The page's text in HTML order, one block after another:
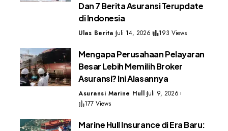
Dan 7 Berita Asuransi Terupdate
di Indonesia
Ulas Berita Juli 14, 2026 193 Views
Mengapa Perusahaan Pelayaran
Besar Lebih Memilih Broker
Asuransi? Ini Alasannya
Asuransi Marine Hull Juli 9, 2026
177 Views
Marine Hull Insurance di Era Baru: